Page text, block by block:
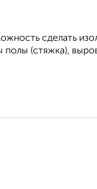
сделать
полы (стяжка),